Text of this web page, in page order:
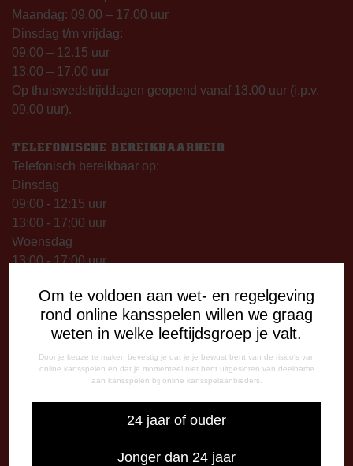
Om te voldoen aan wet- en regelgeving
rond online kansspelen willen we graag
weten in welke leeftijdsgroep je valt.
Door je keuze te maken bevestig je dat je je bewust bent van de risico's van
online kansspelen en dat je momenteel niet bent uitgesloten van deelname
aan kansspelen bij online kansspelaanbieders.
24 jaar of ouder
Jonger dan 24 jaar
Maandag: 09.00 – 17.00 uur
Dinsdag t/m vrijdag:
09.00 – 12.15 uur
13.00 – 17.00 uur
Op thuiswedstrijddagen geopend vanaf 13.00 uur (i.p.v.
09.00 uur).
TELEFONISCHE BEREIKBAARHEID
Telefonisch bereikbaar op:
Dinsdag
09:00 - 12:15 uur
13:00 - 17:00 uur
Woensdag
13:00 - 17:00 uur
09:00 - 12:15 uur
13:00 - 17:00 uur
Op thuiswedstrijddagen bereikbaar vanaf 13:00 - 20:00 uur
CORRESPONDENTIE-ADRES